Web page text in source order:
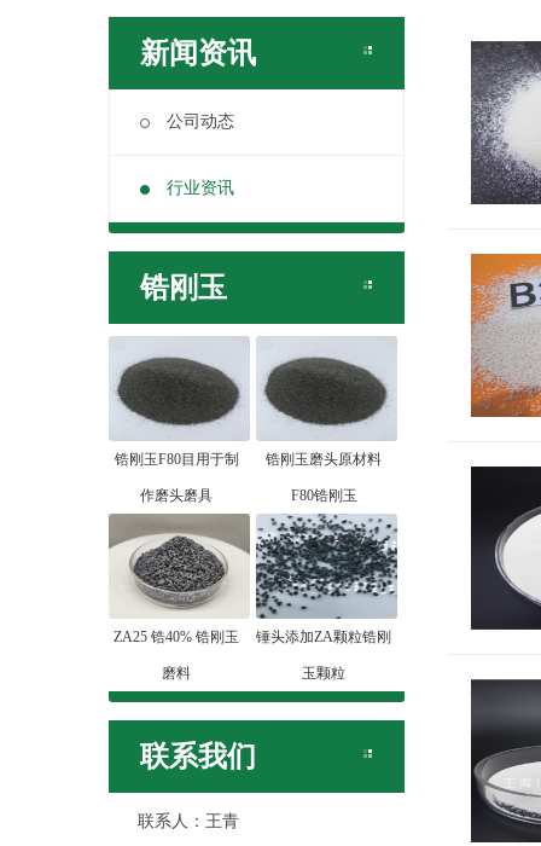
新闻资讯
公司动态
行业资讯
锆刚玉
锆刚玉F80目用于制
作磨头磨具
锆刚玉磨头原材料
F80锆刚玉
ZA25 锆40% 锆刚玉
磨料
锤头添加ZA颗粒锆刚
玉颗粒
联系我们
联系人：王青